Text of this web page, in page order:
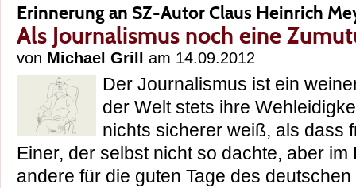
Erinnerung an SZ-Autor Claus Heinrich
Als Journalismus noch eine
von Michael Grill am 14.09.2012
Der Journalismus ist ein
der Welt stets ihre
nichts sicherer weiß, als dass
Einer, der selbst nicht so dachte, aber
andere für die guten Tage des deutschen